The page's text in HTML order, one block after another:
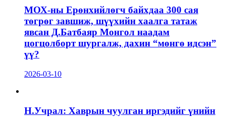
МОХ-ны Ерөнхийлөгч байхдаа 300 сая
төгрөг завшиж, шүүхийн хаалга татаж
явсан Д.Батбаяр Монгол наадам
цогцолборт шургалж, дахин “мөнгө идсэн”
үү?
2026-03-10
Н.Учрал: Хаврын чуулган иргэдийг үнийн